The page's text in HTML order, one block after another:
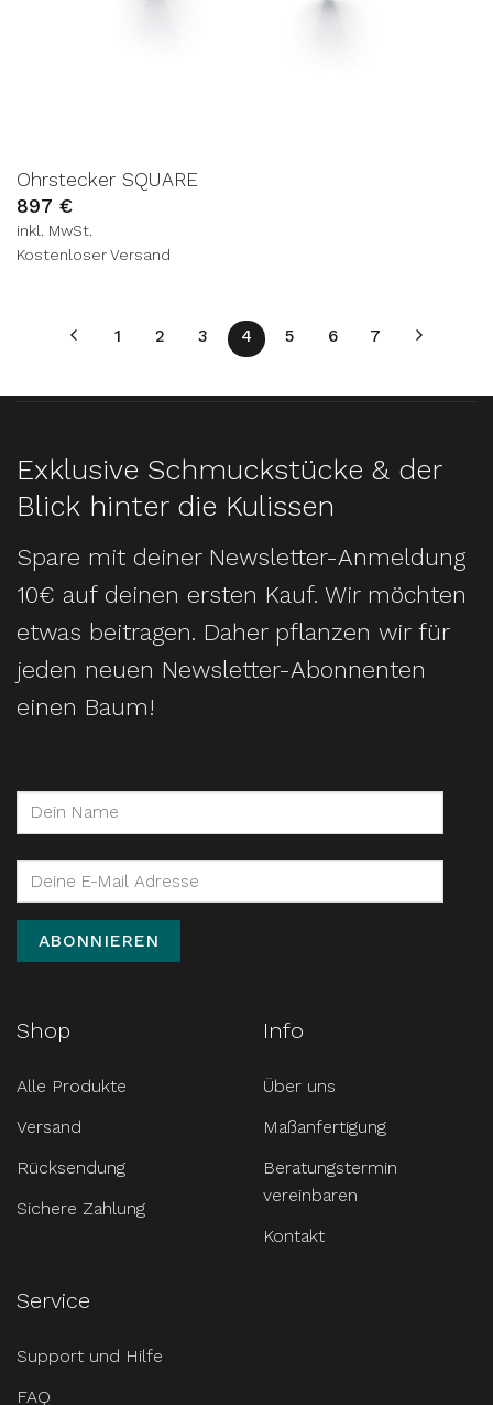
Ohrstecker SQUARE
897 €
inkl. MwSt.
Kostenloser Versand
1 2 3 4 5 6 7
Exklusive Schmuckstücke & der
Blick hinter die Kulissen
Spare mit deiner Newsletter-Anmeldung
10€ auf deinen ersten Kauf. Wir möchten
etwas beitragen. Daher pflanzen wir für
jeden neuen Newsletter-Abonnenten
einen Baum!
Shop
Alle Produkte
Versand
Rücksendung
Sichere Zahlung
Info
Über uns
Maßanfertigung
Beratungstermin
vereinbaren
Kontakt
Service
Support und Hilfe
FAQ